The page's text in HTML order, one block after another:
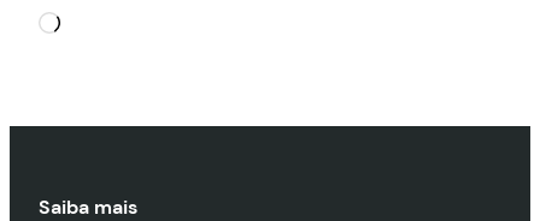
Carregando…
Saiba mais